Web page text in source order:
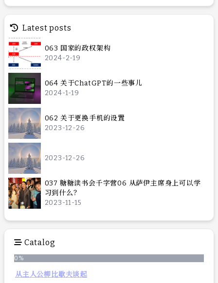
Latest posts
063 国家的政权架构
2024-2-19
064 关于ChatGPT的一些事儿
2024-1-19
062 关于更换手机的设置
2023-12-26
2023-12-26
037 糖糖读书会千字营06 从萨伊主席身上可以学
习到什么？
2023-11-15
Catalog
0 %
从主人公柳比歇夫谈起